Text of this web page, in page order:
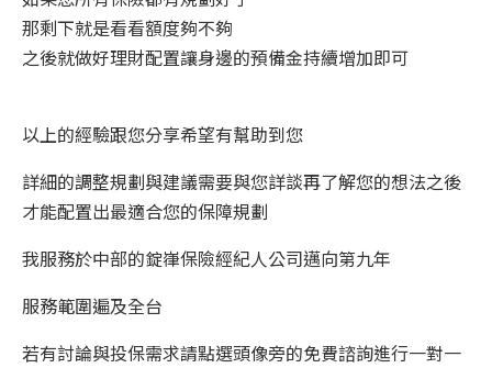
那剩下就是看看額度夠不夠
之後就做好理財配置讓身邊的預備金持續增加即可
以上的經驗跟您分享希望有幫助到您
詳細的調整規劃與建議需要與您詳談再了解您的想法之後
才能配置出最適合您的保障規劃
我服務於中部的錠嵂保險經紀人公司邁向第九年
服務範圍遍及全台
若有討論與投保需求請點選頭像旁的免費諮詢進行一對一